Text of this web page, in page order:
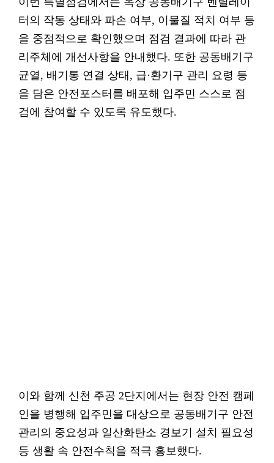
터의 작동 상태와 파손 여부, 이물질 적치 여부 등
을 중점적으로 확인했으며 점검 결과에 따라 관
리주체에 개선사항을 안내했다. 또한 공동배기구
균열, 배기통 연결 상태, 급·환기구 관리 요령 등
을 담은 안전포스터를 배포해 입주민 스스로 점
검에 참여할 수 있도록 유도했다.
이와 함께 신천 주공 2단지에서는 현장 안전 캠페
인을 병행해 입주민을 대상으로 공동배기구 안전
관리의 중요성과 일산화탄소 경보기 설치 필요성
등 생활 속 안전수칙을 적극 홍보했다.